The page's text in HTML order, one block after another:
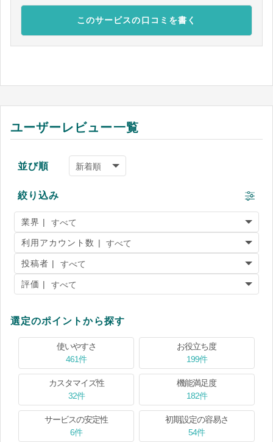
このサービスの口コミを書く
ユーザーレビュー一覧
並び順
絞り込み
業界 |
利用アカウント数 |
投稿者 |
評価 |
選定のポイントから探す
使いやすさ
461件
お役立ち度
199件
カスタマイズ性
32件
機能満足度
182件
サービスの安定性
6件
初期設定の容易さ
54件